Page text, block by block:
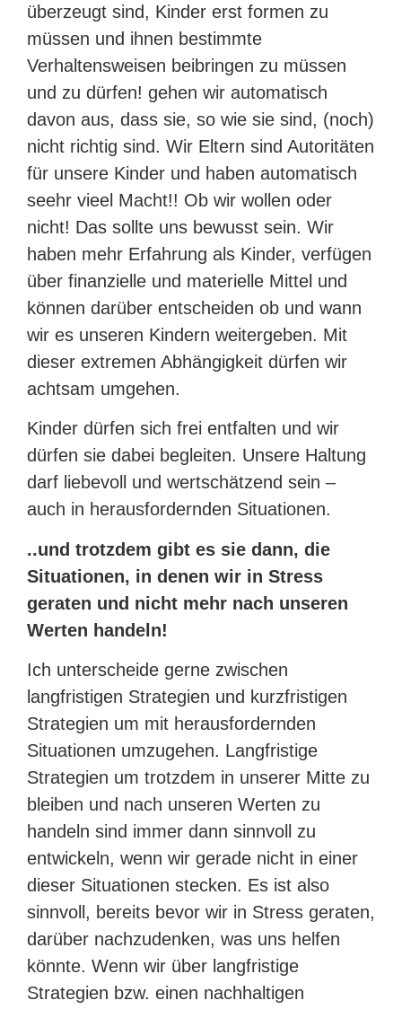
überzeugt sind, Kinder erst formen zu
müssen und ihnen bestimmte
Verhaltensweisen beibringen zu müssen
und zu dürfen! gehen wir automatisch
davon aus, dass sie, so wie sie sind, (noch)
nicht richtig sind. Wir Eltern sind Autoritäten
für unsere Kinder und haben automatisch
seehr vieel Macht!! Ob wir wollen oder
nicht! Das sollte uns bewusst sein. Wir
haben mehr Erfahrung als Kinder, verfügen
über finanzielle und materielle Mittel und
können darüber entscheiden ob und wann
wir es unseren Kindern weitergeben. Mit
dieser extremen Abhängigkeit dürfen wir
achtsam umgehen.
Kinder dürfen sich frei entfalten und wir
dürfen sie dabei begleiten. Unsere Haltung
darf liebevoll und wertschätzend sein –
auch in herausfordernden Situationen.
..und trotzdem gibt es sie dann, die
Situationen, in denen wir in Stress
geraten und nicht mehr nach unseren
Werten handeln!
Ich unterscheide gerne zwischen
langfristigen Strategien und kurzfristigen
Strategien um mit herausfordernden
Situationen umzugehen. Langfristige
Strategien um trotzdem in unserer Mitte zu
bleiben und nach unseren Werten zu
handeln sind immer dann sinnvoll zu
entwickeln, wenn wir gerade nicht in einer
dieser Situationen stecken. Es ist also
sinnvoll, bereits bevor wir in Stress geraten,
darüber nachzudenken, was uns helfen
könnte. Wenn wir über langfristige
Strategien bzw. einen nachhaltigen